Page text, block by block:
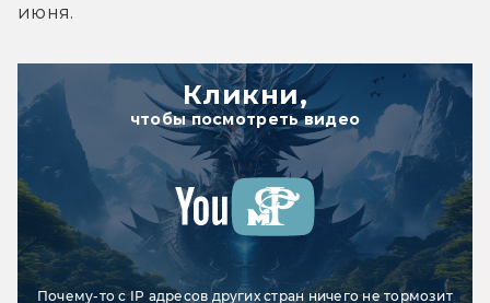
июня.
Кликни,
чтобы посмотреть видео
Почему-то с IP адресов других стран ничего не тормозит